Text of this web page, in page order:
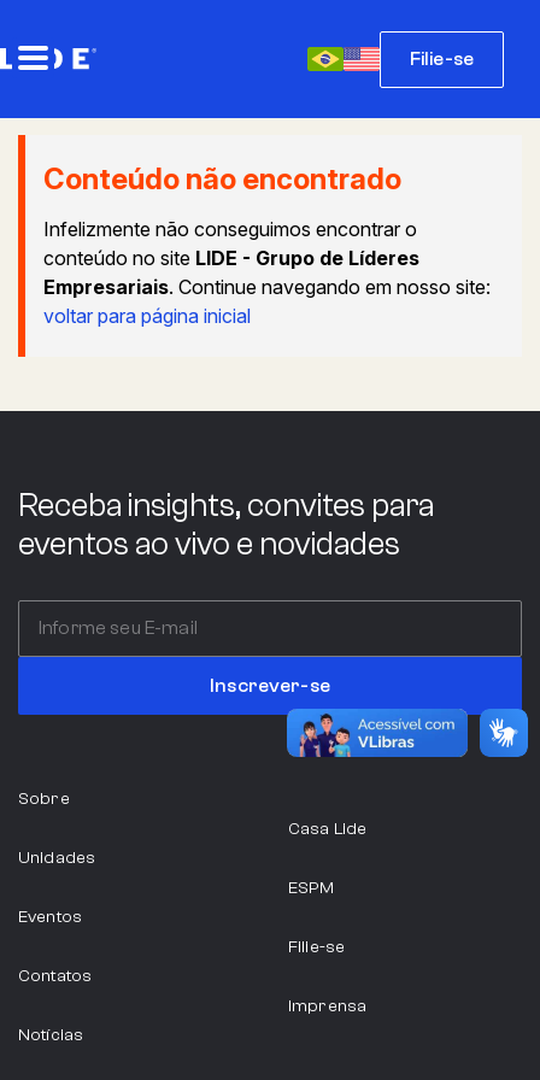
Filie-se
Conteúdo não encontrado
Infelizmente não conseguimos encontrar o
conteúdo no site LIDE - Grupo de Líderes
Empresariais. Continue navegando em nosso site:
voltar para página inicial
Receba insights, convites para
eventos ao vivo e novidades
Inscrever-se
Sobre
Unidades
Eventos
Contatos
Notícias
Casa Lide
ESPM
Filie-se
Imprensa